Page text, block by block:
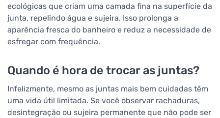
ecológicas que criam uma camada fina na superfície da
junta, repelindo água e sujeira. Isso prolonga a
aparência fresca do banheiro e reduz a necessidade de
esfregar com frequência.
Quando é hora de trocar as juntas?
Infelizmente, mesmo as juntas mais bem cuidadas têm
uma vida útil limitada. Se você observar rachaduras,
desintegração ou sujeira permanente que não pode ser